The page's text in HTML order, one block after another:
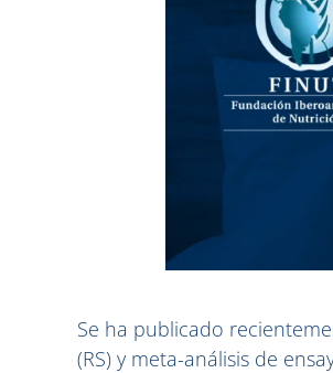
Se ha publicado
(RS) y meta-análisis de